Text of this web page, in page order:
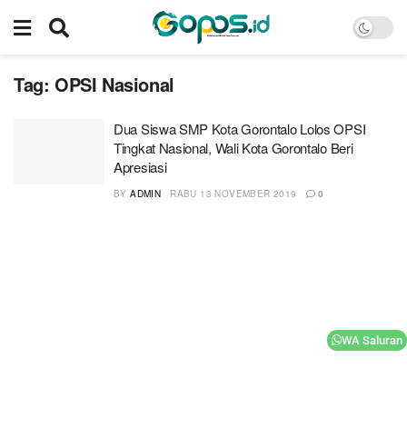
Tag: OPSI Nasional
Dua Siswa SMP Kota Gorontalo Lolos OPSI
Tingkat Nasional, Wali Kota Gorontalo Beri
Apresiasi
BY ADMIN RABU 13 NOVEMBER 2019 0
WA Saluran